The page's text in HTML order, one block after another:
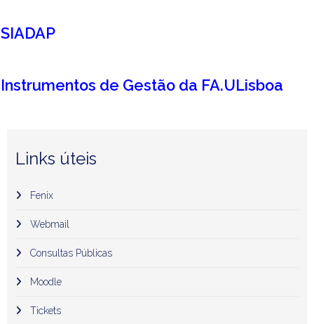
SIADAP
Instrumentos de Gestão da FA.ULisboa
Links úteis
Fenix
Webmail
Consultas Públicas
Moodle
Tickets